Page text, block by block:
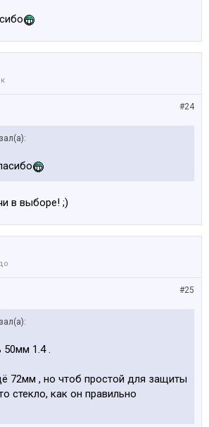
#24
в выборе! ;)
#25
50мм 1.4 .
72мм , но чтоб простой для защиты
стекло, как он правильно